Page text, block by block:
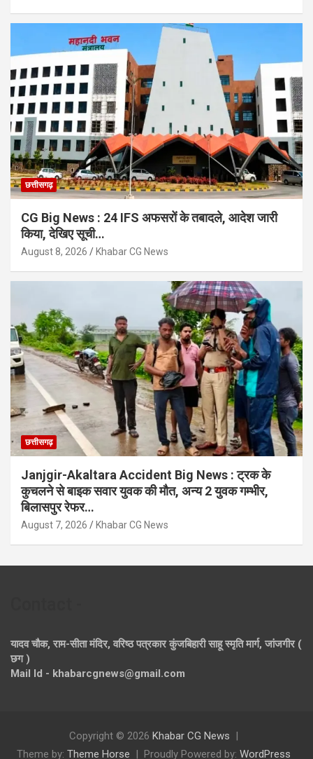
छत्तीसगढ़
CG Big News : 24 IFS अफसरों के तबादले, आदेश जारी
किया, देखिए सूची…
August 8, 2026 Khabar CG News
छत्तीसगढ़
Janjgir-Akaltara Accident Big News : ट्रक के
कुचलने से बाइक सवार युवक की मौत, अन्य 2 युवक गम्भीर,
बिलासपुर रेफर…
August 7, 2026 Khabar CG News
यादव चौक, राम-सीता मंदिर, वरिष्ठ पत्रकार कुंजबिहारी साहू स्मृति मार्ग, जांजगीर (
छग )
Mail Id - khabarcgnews@gmail.com
Copyright © 2026 Khabar CG News
Theme by: Theme Horse Proudly Powered by: WordPress